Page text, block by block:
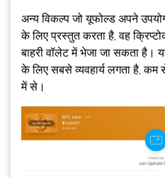
अन्य विकल्प जो यूफोल्ड अपने
के लिए प्रस्तुत करता है, वह
बाहरी वॉलेट में भेजा जा सकता है।
के लिए सबसे व्यवहार्य लगता है, कम से
में से।